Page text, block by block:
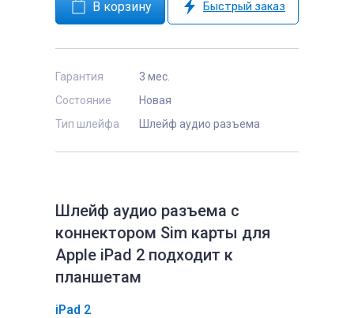
Быстрый заказ
Гарантия
3 мес.
Состояние
Новая
Тип шлейфа
Шлейф аудио разъема
Шлейф аудио разъема с
коннектором Sim карты для
Apple iPad 2 подходит к
планшетам
iPad 2